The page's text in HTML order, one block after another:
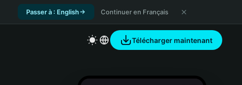
Passer à : English Continuer en Français
Télécharger maintenant